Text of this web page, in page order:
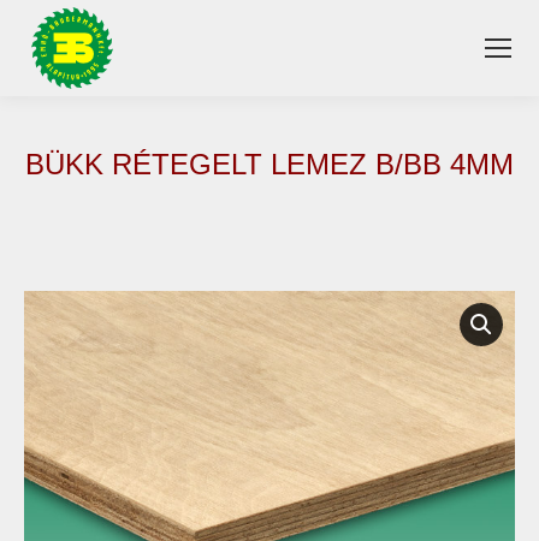
BÜKK RÉTEGELT LEMEZ B/BB 4MM